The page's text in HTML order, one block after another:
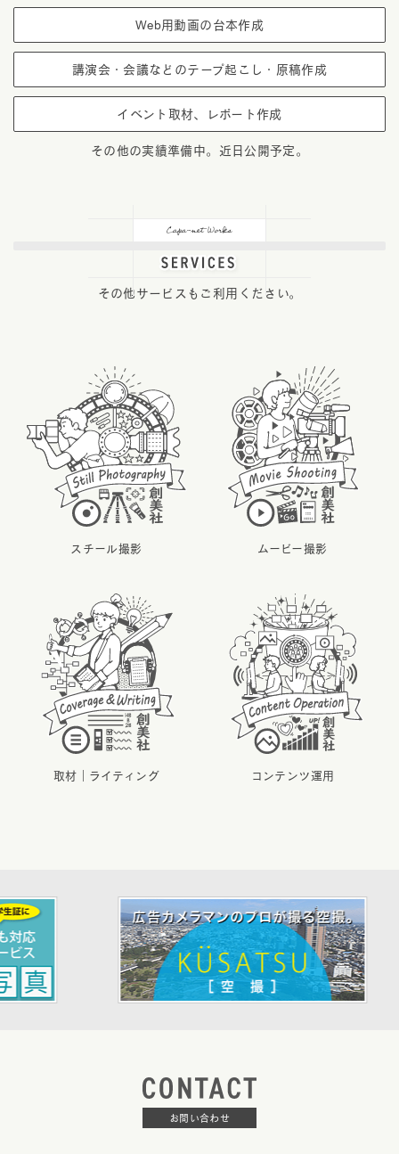
Web用動画の台本作成
講演会・会議などのテープ起こし・原稿作成
イベント取材、レポート作成
その他の実績準備中。近日公開予定。
その他サービスもご利用ください。
スチール撮影 ムービー撮影
取材｜ライティング コンテンツ運用
お問い合わせ